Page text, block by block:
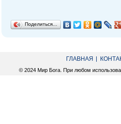
Поделиться…
ГЛАВНАЯ
© 2024 Мир Бога. При любом